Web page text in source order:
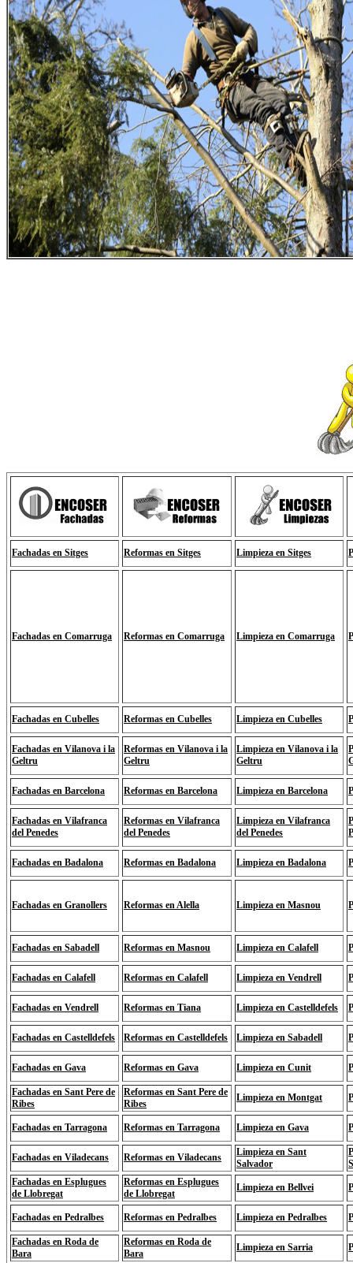
Fachadas en Sitges Reformas en Sitges Limpieza en Sitges
Fachadas en Comarruga Reformas en Comarruga Limpieza en Comarruga
Fachadas en Cubelles Reformas en Cubelles Limpieza en Cubelles
Fachadas en Vilanova i la
Geltru
Reformas en Vilanova i la
Geltru
Limpieza en Vilanova i la
Geltru
Fachadas en Barcelona Reformas en Barcelona Limpieza en Barcelona
Fachadas en Vilafranca
del Penedes
Reformas en Vilafranca
del Penedes
Limpieza en Vilafranca
del Penedes
Fachadas en Badalona Reformas en Badalona Limpieza en Badalona
Fachadas en Granollers Reformas en Alella Limpieza en Masnou
Fachadas en Sabadell Reformas en Masnou Limpieza en Calafell
Fachadas en Calafell Reformas en Calafell Limpieza en Vendrell
Fachadas en Vendrell Reformas en Tiana Limpieza en Castelldefels
Fachadas en Castelldefels Reformas en Castelldefels Limpieza en Sabadell
Fachadas en Gava Reformas en Gava Limpieza en Cunit
Fachadas en Sant Pere de
Ribes
Reformas en Sant Pere de
Ribes
Limpieza en Montgat
Fachadas en Tarragona Reformas en Tarragona Limpieza en Gava
Fachadas en Viladecans Reformas en Viladecans
Limpieza en Sant
Salvador
Fachadas en Esplugues
de Llobregat
Reformas en Esplugues
de Llobregat
Limpieza en Bellvei
Fachadas en Pedralbes Reformas en Pedralbes Limpieza en Pedralbes
Fachadas en Roda de
Bara
Reformas en Roda de
Bara
Limpieza en Sarria